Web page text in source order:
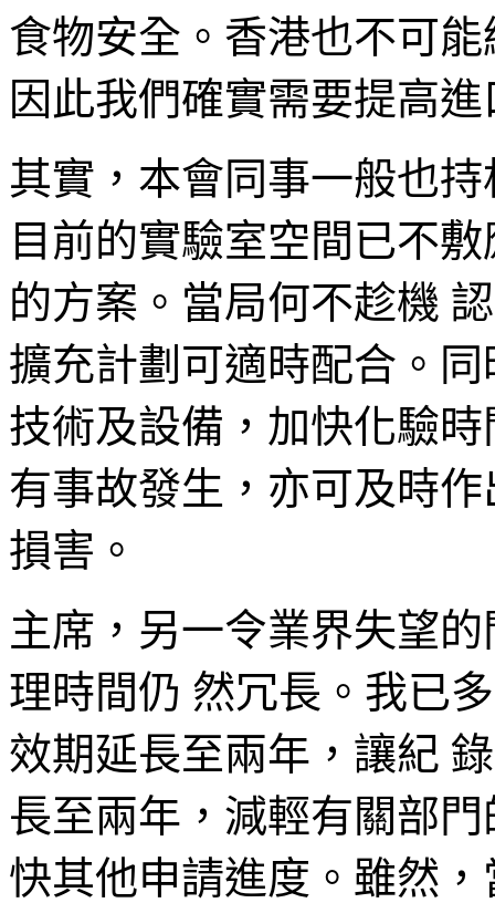
食物安全。香港也不可
因此我們確實需要提高
其實，本會同事一般也
目前的實驗室空間已不
的方案。當局何不趁機
擴充計劃可適時配合。
技術及設備，加快化驗
有事故發生，亦可及時
損害。
主席，另一令業界失望
理時間仍 然冗長。我已
效期延長至兩年，讓紀
長至兩年，減輕有關部
快其他申請進度。雖然